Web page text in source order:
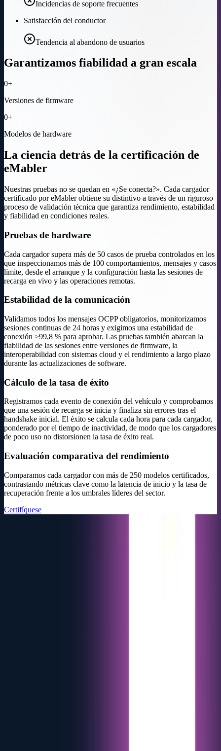
Incidencias de soporte frecuentes
Satisfacción del conductor
Tendencia al abandono de usuarios
Garantizamos fiabilidad a gran escala
0+
Versiones de firmware
0+
Modelos de hardware
La ciencia detrás de la certificación de
eMabler
Nuestras pruebas no se quedan en «¿Se conecta?». Cada cargador
certificado por eMabler obtiene su distintivo a través de un riguroso
proceso de validación técnica que garantiza rendimiento, estabilidad
y fiabilidad en condiciones reales.
Pruebas de hardware
Cada cargador supera más de 50 casos de prueba controlados en los
que inspeccionamos más de 100 comportamientos, mensajes y casos
límite, desde el arranque y la configuración hasta las sesiones de
recarga en vivo y las operaciones remotas.
Estabilidad de la comunicación
Validamos todos los mensajes OCPP obligatorios, monitorizamos
sesiones continuas de 24 horas y exigimos una estabilidad de
conexión ≥99,8 % para aprobar. Las pruebas también abarcan la
fiabilidad de las sesiones entre versiones de firmware, la
interoperabilidad con sistemas cloud y el rendimiento a largo plazo
durante las actualizaciones de software.
Cálculo de la tasa de éxito
Registramos cada evento de conexión del vehículo y comprobamos
que una sesión de recarga se inicia y finaliza sin errores tras el
handshake inicial. El éxito se calcula cada hora para cada cargador,
ponderado por el tiempo de inactividad, de modo que los cargadores
de poco uso no distorsionen la tasa de éxito real.
Evaluación comparativa del rendimiento
Comparamos cada cargador con más de 250 modelos certificados,
contrastando métricas clave como la latencia de inicio y la tasa de
recuperación frente a los umbrales líderes del sector.
Certifíquese